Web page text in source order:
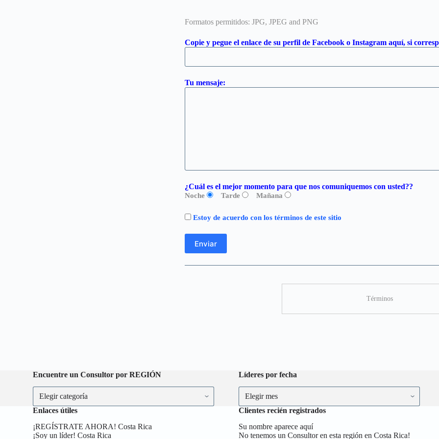
Formatos permitidos: JPG, JPEG and PNG
Copie y pegue el enlace de su perfil de Facebook o Instagram aquí, si
Tu mensaje:
¿Cuál es el mejor momento para que nos comuniquemos con usted??
Noche Tarde Mañana
Estoy de acuerdo con los términos de este sitio
Términos
Encuentre un Consultor por REGIÓN Líderes por fecha
Enlaces útiles
¡REGÍSTRATE AHORA! Costa Rica
¡Soy un líder! Costa Rica
Clientes recién registrados
Su nombre aparece aquí
No tenemos un Consultor en esta región en Costa Rica!